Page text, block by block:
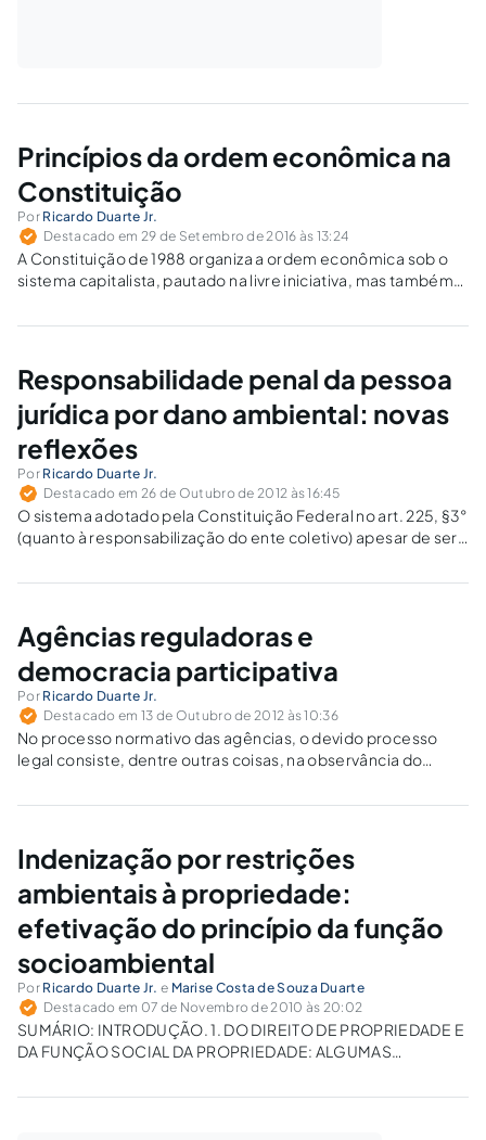
Princípios da ordem econômica na
Constituição
Por Ricardo Duarte Jr.
Destacado em 29 de Setembro de 2016 às 13:24
A Constituição de 1988 organiza a ordem econômica sob o
sistema capitalista, pautado na livre iniciativa, mas também
assegurar a dignidade da pessoa humana.
Responsabilidade penal da pessoa
jurídica por dano ambiental: novas
reflexões
Por Ricardo Duarte Jr.
Destacado em 26 de Outubro de 2012 às 16:45
O sistema adotado pela Constituição Federal no art. 225, §3°
(quanto à responsabilização do ente coletivo) apesar de ser
mais foi do que uma adequação ao sistema jurídico
Agências reguladoras e
democracia participativa
Por Ricardo Duarte Jr.
Destacado em 13 de Outubro de 2012 às 10:36
No processo normativo das agências, o devido processo
legal consiste, dentre outras coisas, na observância do
informações pelos interessados e do princípio da
Indenização por restrições
ambientais à propriedade:
efetivação do princípio da função
socioambiental
Por Ricardo Duarte Jr. e Marise Costa de Souza Duarte
Destacado em 07 de Novembro de 2010 às 20:02
SUMÁRIO: INTRODUÇÃO. 1. DO DIREITO DE PROPRIEDADE E
DA FUNÇÃO SOCIAL DA PROPRIEDADE: ALGUMAS
SOCIOAMBIENTAL DA PROPRIEDADE E DA INSTITUIÇÃO DE